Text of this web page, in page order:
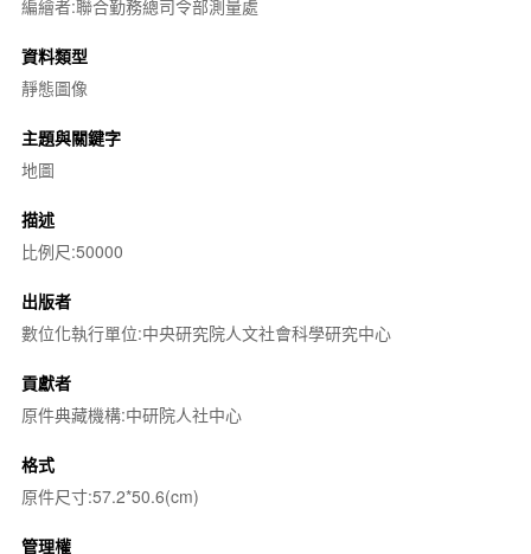
編繪者:聯合勤務總司令部測量處
資料類型
靜態圖像
主題與關鍵字
地圖
描述
比例尺:50000
出版者
數位化執行單位:中央研究院人文社會科學研究中心
貢獻者
原件典藏機構:中研院人社中心
格式
原件尺寸:57.2*50.6(cm)
管理權